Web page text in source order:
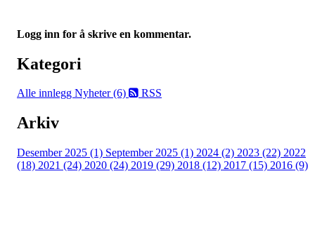
Logg inn for å skrive en kommentar.
Kategori
Alle innlegg Nyheter (6) RSS
Arkiv
Desember 2025 (1) September 2025 (1) 2024 (2) 2023 (22) 2022
(18) 2021 (24) 2020 (24) 2019 (29) 2018 (12) 2017 (15) 2016 (9)